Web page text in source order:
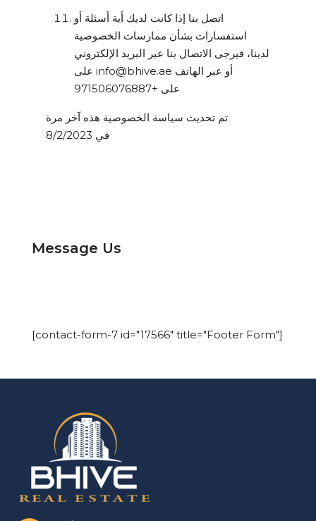
اتصل بنا إذا كانت لديك أية أسئلة أو
استفسارات بشأن ممارسات الخصوصية
لدينا، فيرجى الاتصال بنا عبر البريد الإلكتروني
على info@bhive.ae أو عبر الهاتف
على +971506076887
تم تحديث سياسة الخصوصية هذه آخر مرة
في 8/2/2023
Message Us
[contact-form-7 id="17566" title="Footer Form"]